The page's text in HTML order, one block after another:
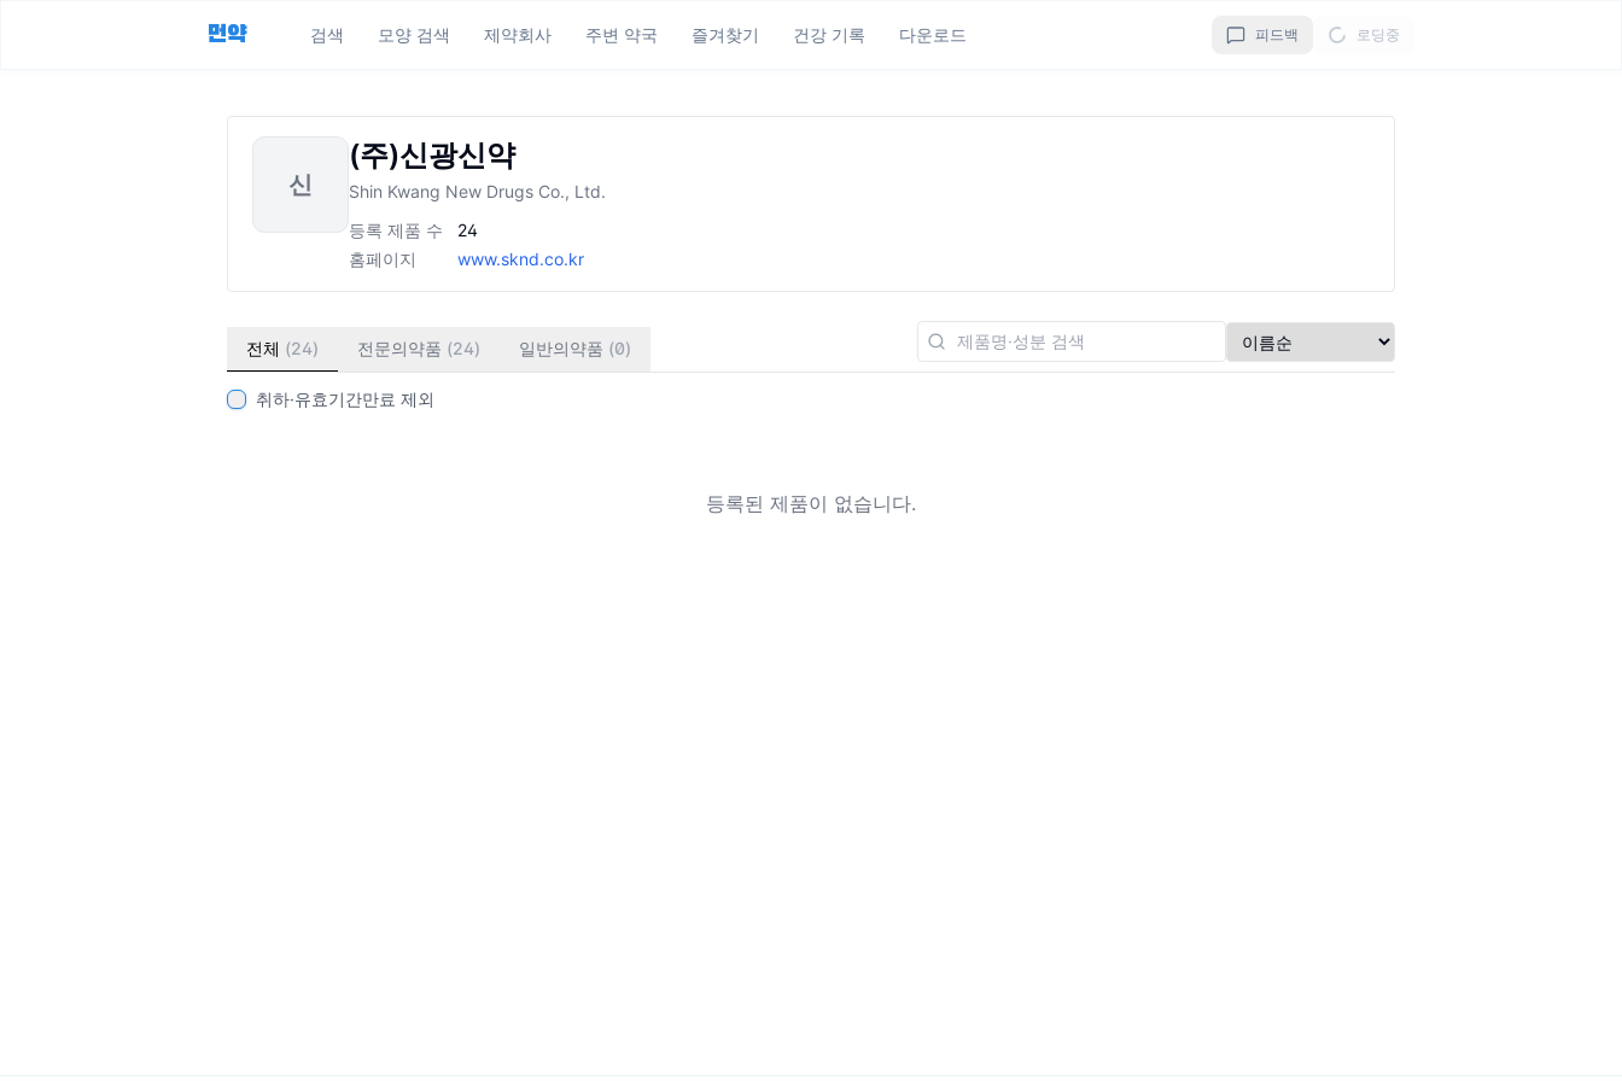
먼약 검색 모양 검색 제약회사 주변 약국 즐겨찾기 건강 기록 다운로드 피드백 로딩중
신
(주)신광신약
Shin Kwang New Drugs Co., Ltd.
등록 제품 수
24
홈페이지
www.sknd.co.kr
전체 (24) 전문의약품 (24) 일반의약품 (0)
취하·유효기간만료 제외
등록된 제품이 없습니다.